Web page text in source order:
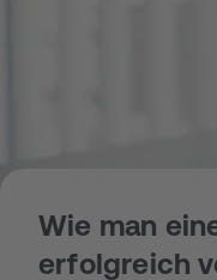
Wie man
erfolgreich